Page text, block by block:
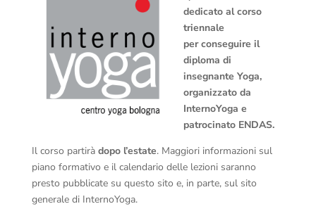
dedicato al corso
triennale
per conseguire il
diploma di
insegnante Yoga,
organizzato da
InternoYoga e
patrocinato ENDAS.
Il corso partirà dopo l’estate. Maggiori informazioni sul
piano formativo e il calendario delle lezioni saranno
presto pubblicate su questo sito e, in parte, sul sito
generale di InternoYoga.